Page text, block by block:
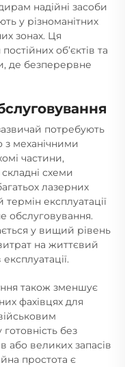
надійні засоби
у різноманітних
зонах. Ця
об’єктів та
де безперервне
потребують
з механічними
частини,
схеми
лазерних
експлуатації
обслуговування.
у вищий рівень
на життєвий
також зменшує
фахівцях для
без
або великих запасів
простота є